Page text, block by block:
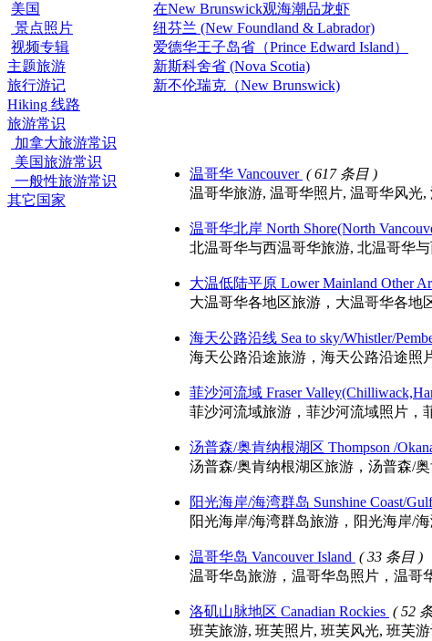
美国
景点照片
视频专辑
主题旅游
旅行游记
Hiking 线路
旅游常识
加拿大旅游常识
美国旅游常识
一般性旅游常识
其它国家
在New Brunswick观海潮品龙虾
纽芬兰 (New Foundland & Labrador)
爱德华王子岛省（Prince Edward Island）
新斯科舍省 (Nova Scotia)
新不伦瑞克（New Brunswick)
温哥华 Vancouver ( 617 条目 )
温哥华旅游, 温哥华照片, 温哥华风光,
温哥华北岸 North Shore(North
北温哥华与西温哥华旅游, 北温哥华与
大温低陆平原 Lower Mainland Other
大温哥华各地区旅游，大温哥华各地
海天公路沿线 Sea to sky/Whistler/
海天公路沿途旅游，海天公路沿途照
菲沙河流域 Fraser
菲沙河流域旅游，菲沙河流域照片，
汤普森/奥肯纳根湖区 Thompson /
汤普森/奥肯纳根湖区旅游，汤普森/奥
阳光海岸/海湾群岛 Sunshine Coast/
阳光海岸/海湾群岛旅游，阳光海岸/海
温哥华岛 Vancouver Island ( 33 条目 )
温哥华岛旅游，温哥华岛照片，温哥
洛矶山脉地区 Canadian Rockies ( 52
班芙旅游, 班芙照片, 班芙风光, 班芙